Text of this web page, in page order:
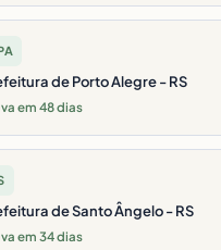
de Porto Alegre - RS
em 48 dias
de Santo Ângelo - RS
em 34 dias